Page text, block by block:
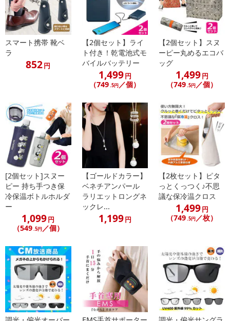
配送日、配送時間が異なる可能性がございます。
カート機能をご利用の場合は、配送日時指定をご利用いただけませ
ん。
発送日カレンダー
休業日
■その他共通および商品カテゴリー別注意事項（※必ずご確認くだ
スマート携帯 靴ベ
ラ
852円
【2個セット】ライ
ト付き！乾電池式モ
バイルバッテリー
1,499円
（749.5円 ／個）
【2個セット】スヌ
ーピー丸めるエコバ
ッグ
1,499円
（749.5円 ／個）
[2個セット]スヌー
ピー 持ち手つき保
冷保温ボトルホルダ
ー
1,099円
（549.5円／個）
【ゴールドカラー】
ベネチアンパール
ラリエットロングネ
ックレ...
1,199円
【2枚セット】ピタ
っとくっつく♪不思
議な保冷温クロス
1,499円
（749.5円／枚）